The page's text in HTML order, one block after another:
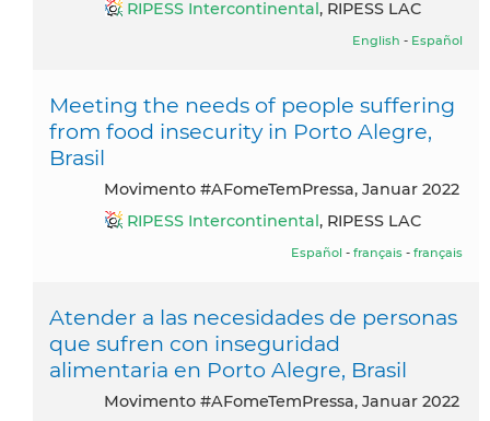
RIPESS Intercontinental, RIPESS LAC
English - Español
Meeting the needs of people suffering
from food insecurity in Porto Alegre,
Brasil
Movimento #AFomeTemPressa, Januar 2022
RIPESS Intercontinental, RIPESS LAC
Español - français - français
Atender a las necesidades de personas
que sufren con inseguridad
alimentaria en Porto Alegre, Brasil
Movimento #AFomeTemPressa, Januar 2022